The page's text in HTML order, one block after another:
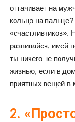
оттачивает на
кольцо на
«счастливчиков».
развивайся, имей
ты ничего не
жизнью, если в
приятных вещей в
2.